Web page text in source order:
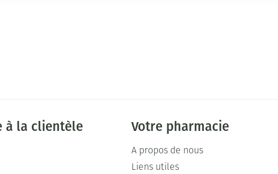
à la clientèle Votre pharmacie
A propos de nous
Liens utiles